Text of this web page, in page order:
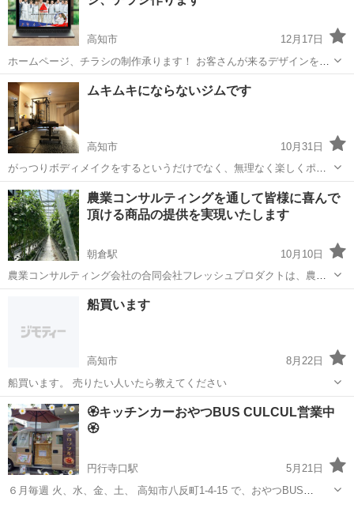
高知市
12月17日
ホームページ、チラシの制作承ります！ お客さんが来るデザインを得
意としています。 開業1年で10社、法人４社のホームページを制作し
ました。 サイト公開後、サイトからの売上３倍、サイトからの採用問
い合わせ７倍を達成。...
高知 高知市 その他 チラシ
ムキムキにならないジムです
高知市
10月31日
がっつりボディメイクをするというだけでなく、無理なく楽しくポジ
ティブに通えるジムです。 料金形態は様々で、月額費用だけでなく
「単発利用」「回数券」「ペア利用」など複数あり、目的に合わせて
気軽に通い続けられるシステムとい...
高知 高知市 その他
農業コンサルティングを通して皆様に喜んで
頂ける商品の提供を実現いたします
朝倉駅
10月10日
農業コンサルティング会社の合同会社フレッシュプロダクトは、農業
全般のコンサルティング、野菜卸売り・果物卸売りをはじめとし契約
栽培の仲介を行っています。野菜や果物などの農作物は、作る・売
る・調理するのどのプロセスが欠けても、消...
朝倉駅
船買います
高知市
8月22日
船買います。 売りたい人いたら教えてください
高知 高知市 その他
🏵キッチンカーおやつBUS CULCUL営業中
🏵
円行寺口駅
5月21日
６月毎週 火、水、金、土、 高知市八反町1-4-15 で、おやつBUS